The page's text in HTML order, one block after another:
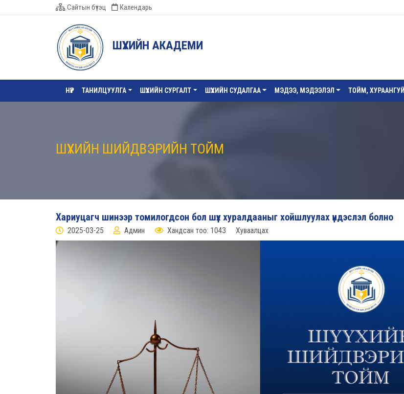
Сайтын бүтэц Календарь
ШҮҮХИЙН АКАДЕМИ
НҮҮР ТАНИЛЦУУЛГА ШҮҮХИЙН СУРГАЛТ ШҮҮХИЙН СУДАЛГАА МЭДЭЭ, МЭДЭЭЛЭЛ ТОЙМ, ХУРААНГУЙ
ШҮҮХИЙН ШИЙДВЭРИЙН ТОЙМ
Хариуцагч шинээр томилогдсон бол шүүх хуралдааныг хойшлуулах үндэслэл болно
2025-03-25 Админ Хандсан тоо: 1043 Хуваалцах